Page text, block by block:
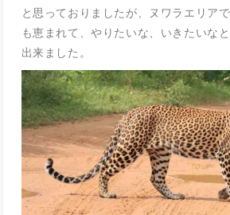
と思っておりましたが、ヌワラエリア
も恵まれて、やりたいな、いきたいな
出来ました。